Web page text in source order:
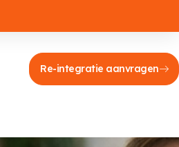
Re-integratie aanvragen